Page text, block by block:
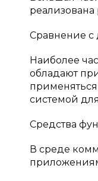
реализована
Сравнение
Наиболее
обладают
системой
Средства
В среде